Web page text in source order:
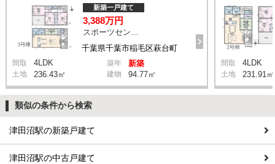
千葉県千葉市稲毛区萩台町
新築一戸建て
3,388万円
スポーツセンター駅 徒歩11分
間取 4LDK 築年 新築
土地 236.43㎡ 建物 94.77㎡
間取 4LDK
土地 231.91㎡
類似の条件から検索
津田沼駅の新築戸建て
津田沼駅の中古戸建て